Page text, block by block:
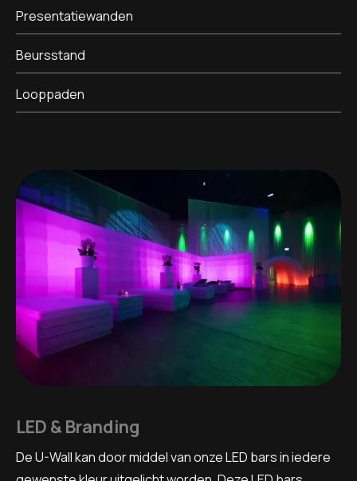
Presentatiewanden
Beursstand
Looppaden
LED & Branding
De U-Wall kan door middel van onze LED bars in iedere